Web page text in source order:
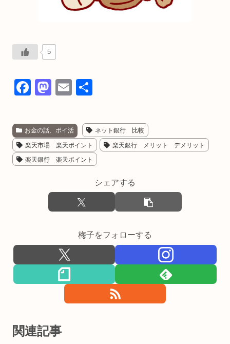
5
F
c
e
b
o
M
st
o
d
o
E
ail
お金の話、ポイ活 ネット銀行 比較
楽天市場 楽天ポイント
楽天銀行 メリット デメリット
楽天銀行 楽天ポイント
シェアする
梅子をフォローする
関連記事